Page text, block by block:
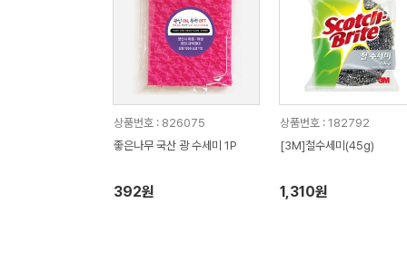
상품번호 : 826075
좋은나무 국산 광 수세미 1P
392원
상품번호 : 182792
[3M]철수세미(45g)
1,310원